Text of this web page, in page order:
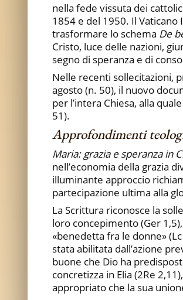
nella fede vissuta dei
1854 e del 1950. Il
trasformare lo schema De
Cristo, luce delle nazioni,
segno di speranza e di
Nelle recenti sollecitazioni,
agosto (n. 50), il nuovo
per l’intera Chiesa, alla
51).
Approfondimenti
Maria: grazia e speranza in
nell’economia della grazia
illuminante approccio
partecipazione ultima alla
La Scrittura riconosce la
loro concepimento (Ger
«benedetta fra le donne»
stata abilitata dall’azione
buone che Dio ha
concretizza in Elia (2Re
appropriato che la sua